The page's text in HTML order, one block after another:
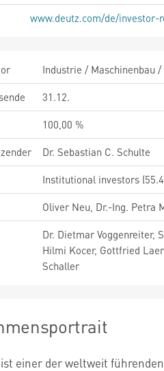
www.deutz.com/de/investor-
Industrie / Maschinenbau /
31.12.
100,00 %
Dr. Sebastian C. Schulte
Institutional investors
Oliver Neu, Dr.-Ing. Petra
Dr. Dietmar Voggenreiter,
Hilmi Kocer, Gottfried
Schaller
ist einer der weltweit